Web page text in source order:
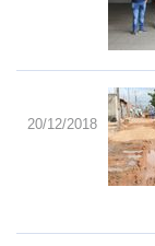
20/12/2018